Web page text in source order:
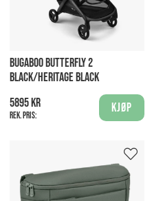
BUGABOO BUTTERFLY 2
BLACK/HERITAGE BLACK
5895 kr
Rek. pris:
Kjøp